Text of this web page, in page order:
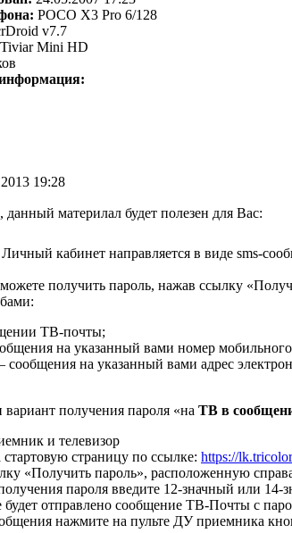
POCO X3 Pro 6/128
v7.7
Tiviar Mini HD
19:28
данный материлал будет полезен для Вас:
кабинет направляется в виде sms-
получить пароль, нажав ссылку
ТВ-почты;
на указанный вами номер
сообщения на указанный вами адрес
получения пароля «на ТВ в
и телевизор
страницу по ссылке: https://
«Получить пароль», расположенную
пароля введите 12-значный или
будет отправлено сообщение ТВ-Почты с
нажмите на пульте ДУ приемника